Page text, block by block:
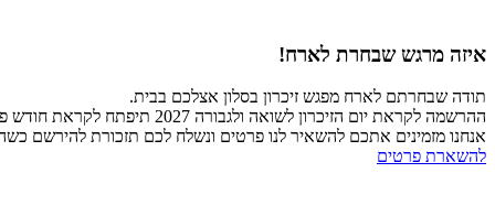
איזה מרגש שבחרת לארח!
תודה שבחרתם לארח מפגש זיכרון בסלון אצלכם בבית.
ההרשמה לקראת יום הזיכרון לשואה ולגבורה 2027 תיפתח לקראת חודש פברואר 2027.
אנחנו מזמינים אתכם להשאיר לנו פרטים ונשלח לכם תזכורת להירשם
להשארת פרטים